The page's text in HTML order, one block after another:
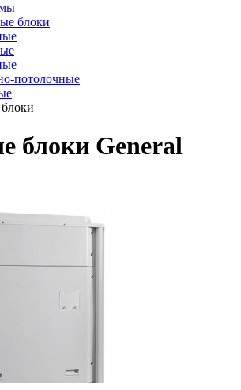
блоки
потолочные
блоки General